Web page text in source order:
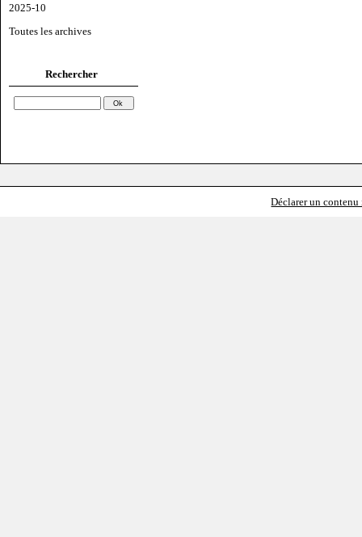
2025-10
Toutes les archives
Rechercher
Déclarer un